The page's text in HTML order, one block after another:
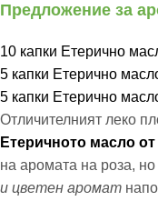
Предложение за
10 капки Етерично
5 капки Етерично
5 капки Етерично
Отличителният леко
Етеричното масло
на аромата на роза,
и цветен аромат